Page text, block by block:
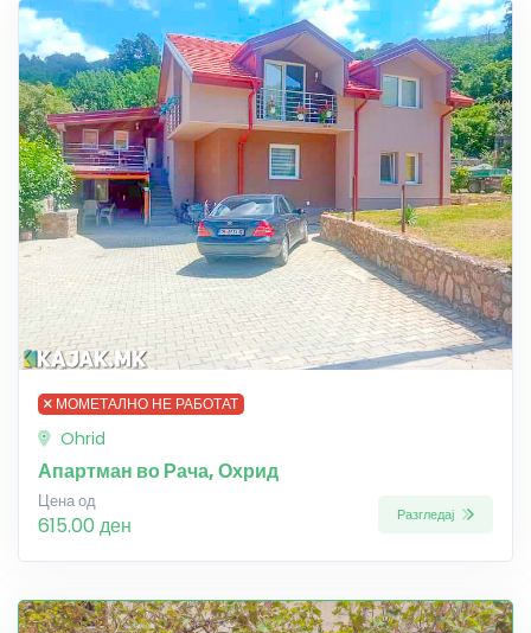
МОМЕТАЛНО НЕ РАБОТАТ
Ohrid
Апартман во Рача, Охрид
Цена од
615.00 ден Разгледај